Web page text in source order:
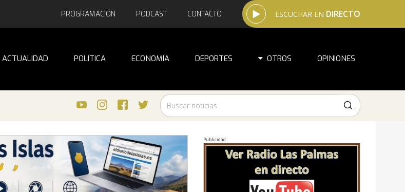
ESCUCHAR EN DIRECTO
PROGRAMACIÓN PODCAST CONTACTO
ACTUALIDAD POLÍTICA ECONOMÍA DEPORTES OTROS OPINIONES
Publicidad